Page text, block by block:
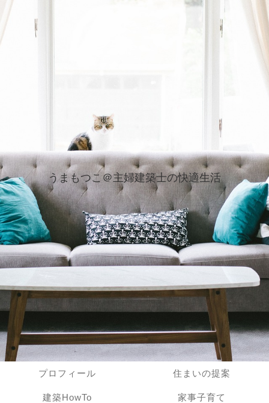
うまもつこ＠主婦建築士の快適生活
プロフィール 住まいの提案
建築HowTo 家事子育て